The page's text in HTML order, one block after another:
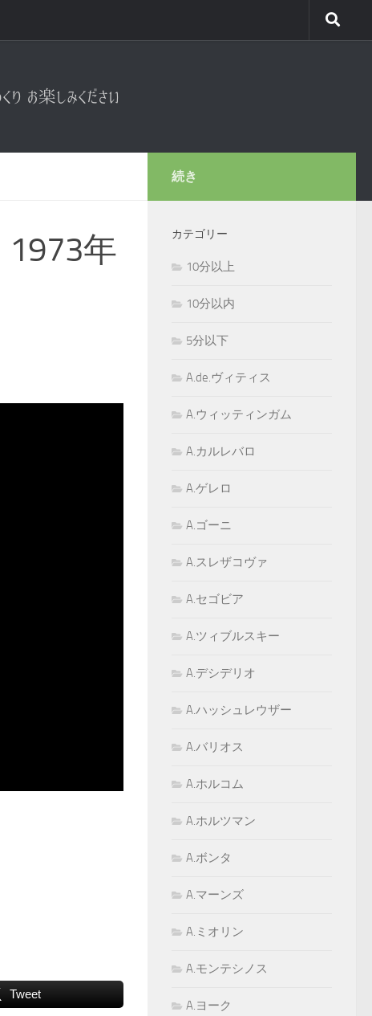
年
Tweet
続き
カテゴリー
10分以上
10分以内
5分以下
A.de.ヴィティス
A.ウィッティンガム
A.カルレバロ
A.ゲレロ
A.ゴーニ
A.スレザコヴァ
A.セゴビア
A.ツィブルスキー
A.デシデリオ
A.ハッシュレウザー
A.バリオス
A.ホルコム
A.ホルツマン
A.ボンタ
A.マーンズ
A.ミオリン
A.モンテシノス
A.ヨーク